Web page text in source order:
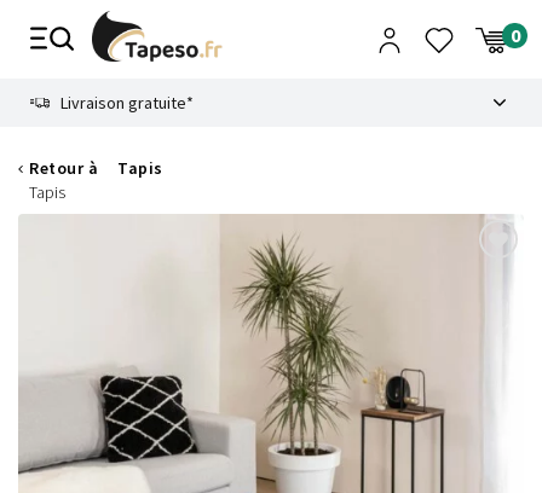
Livraison gratuite*
Retour à
Tapis
Tapis